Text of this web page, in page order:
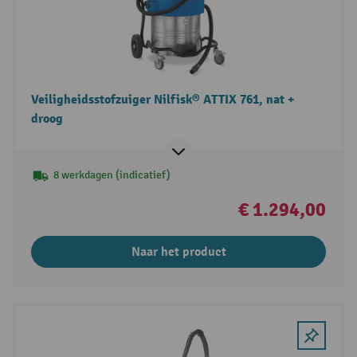
Veiligheidsstofzuiger Nilfisk® ATTIX 761, nat +
droog
8 werkdagen (indicatief)
€ 1.294,00
Naar het product